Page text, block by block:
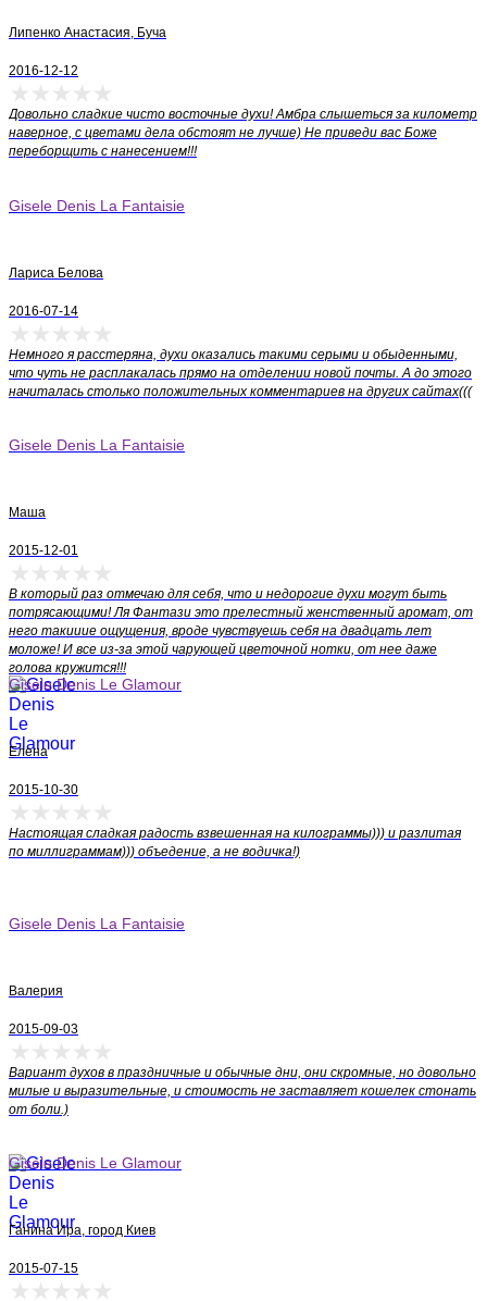
клика - доставка для Вас будет быстрой, выгодной и
Липенко Анастасия, Буча
2016-12-12
Довольно сладкие чисто восточные духи! Амбра слышеться за километр
наверное, с цветами дела обстоят не лучше) Не приведи вас Боже
переборщить с нанесением!!!
Gisele Denis La Fantaisie
Лариса Белова
2016-07-14
Немного я расстеряна, духи оказались такими серыми и обыденными,
что чуть не расплакалась прямо на отделении новой почты. А до этого
начиталась столько положительных комментариев на других сайтах(((
Gisele Denis La Fantaisie
Маша
2015-12-01
В который раз отмечаю для себя, что и недорогие духи могут быть
потрясающими! Ля Фантази это прелестный женственный аромат, от
него такииие ощущения, вроде чувствуешь себя на двадцать лет
моложе! И все из-за этой чарующей цветочной нотки, от нее даже
голова кружится!!!
Gisele Denis Le Glamour
Елена
2015-10-30
Настоящая сладкая радость взвешенная на килограммы))) и разлитая
по миллиграммам))) объедение, а не водичка!)
Gisele Denis La Fantaisie
Валерия
2015-09-03
Вариант духов в праздничные и обычные дни, они скромные, но довольно
милые и выразительные, и стоимость не заставляет кошелек стонать
от боли.)
Gisele Denis Le Glamour
Ганина Ира, город Киев
2015-07-15